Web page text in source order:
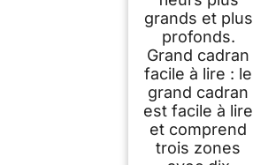
grands et plus
profonds.
Grand cadran
facile à lire : le
grand cadran
est facile à lire
et comprend
trois zones